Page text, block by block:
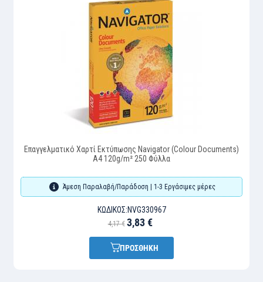
Επαγγελματικό Χαρτί Εκτύπωσης Navigator (Colour Documents)
A4 120g/m² 250 Φύλλα
Άμεση Παραλαβή/Παράδοση | 1-3 Εργάσιμες μέρες
ΚΩΔΙΚΌΣ:NVG330967
4,17 € 3,83 €
ΠΡΟΣΘΗΚΗ